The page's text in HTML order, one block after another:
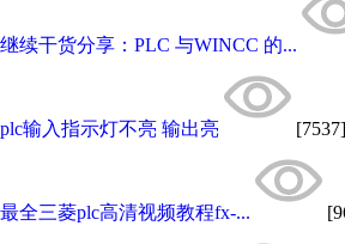
继续干货分享：PLC 与WINCC 的...
plc输入指示灯不亮 输出亮 [7537]
最全三菱plc高清视频教程fx-...